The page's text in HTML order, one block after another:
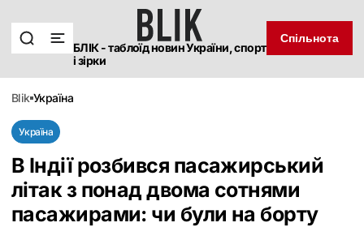
БЛІК - таблоїд новин України, спорт
і зірки
Спільнота
blik україна
Україна
В Індії розбився пасажирський
літак з понад двома сотнями
пасажирами: чи були на борту